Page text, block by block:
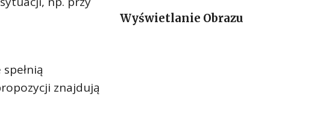
znajdują
jWyświetlanie Obrazu